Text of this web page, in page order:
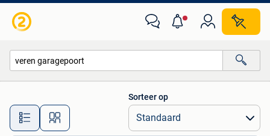
Alle afstanden…
Sorteer op